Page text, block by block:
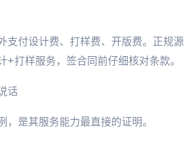
支付设计费、打样费、开版费。正规源
+打样服务，签合同前仔细核对条款。
话
是其服务能力最直接的证明。